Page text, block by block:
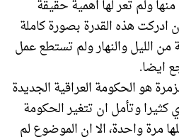
ولم تعر لها اهمية حقيقة
هذه القدرة بصورة كاملة
الليل والنهار ولم تستطع عمل
ايضا.
هو الحكومة العراقية الجديدة
كثيرا وتأمل ان تتغير الحكومة
مرة واحدة، الا ان الموضوع لم